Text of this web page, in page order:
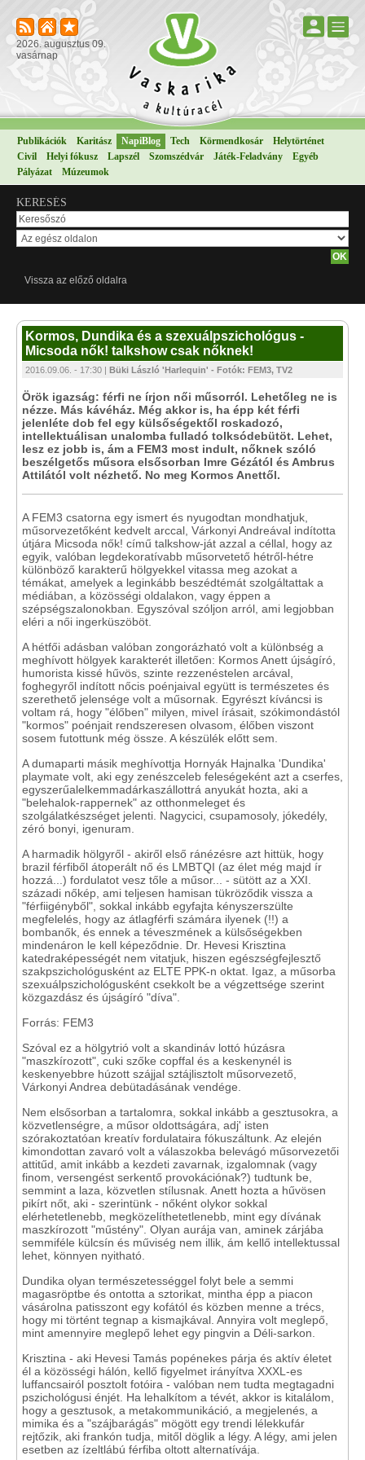
2026. augusztus 09.
vasárnap
Publikációk Karitász NapiBlog Tech Körmendkosár
Helytörténet
Civil
Helyi fókusz Lapszél Szomszédvár Játék-Feladvány
Egyéb
Pályázat
Múzeumok
KERESÉS
Vissza az előző oldalra
Kormos, Dundika és a szexuálpszichológus -
Micsoda nők! talkshow csak nőknek!
2016.09.06. - 17:30 | Büki László 'Harlequin' - Fotók: FEM3, TV2
Örök igazság: férfi ne írjon női műsorról. Lehetőleg ne is
nézze. Más kávéház. Még akkor is, ha épp két férfi
jelenléte dob fel egy külsőségektől roskadozó,
intellektuálisan unalomba fulladó tolksódebütöt. Lehet,
lesz ez jobb is, ám a FEM3 most indult, nőknek szóló
beszélgetős műsora elsősorban Imre Gézától és Ambrus
Attilától volt nézhető. No meg Kormos Anettől.
A FEM3 csatorna egy ismert és nyugodtan mondhatjuk,
műsorvezetőként kedvelt arccal, Várkonyi Andreával indította
útjára Micsoda nők! című talkshow-ját azzal a céllal, hogy az
egyik, valóban legdekoratívabb műsorvetető hétről-hétre
különböző karakterű hölgyekkel vitassa meg azokat a
témákat, amelyek a leginkább beszédtémát szolgáltattak a
médiában, a közösségi oldalakon, vagy éppen a
szépségszalonokban. Egyszóval szóljon arról, ami legjobban
eléri a női ingerküszöböt.
A hétfői adásban valóban zongorázható volt a különbség a
meghívott hölgyek karakterét illetően: Kormos Anett újságíró,
humorista kissé hűvös, szinte rezzenéstelen arcával,
foghegyről indított nőcis poénjaival együtt is természetes és
szerethető jelensége volt a műsornak. Egyrészt kíváncsi is
voltam rá, hogy "élőben" milyen, mivel írásait, szókimondástól
"kormos" poénjait rendszeresen olvasom, élőben viszont
sosem futottunk még össze. A készülék előtt sem.
A dumaparti másik meghívottja Hornyák Hajnalka 'Dundika'
playmate volt, aki egy zenészceleb feleségeként azt a cserfes,
egyszerűalelkemmadárkaszállottrá anyukát hozta, aki a
"belehalok-rappernek" az otthonmeleget és
szolgálatkészséget jelenti. Nagycici, csupamosoly, jókedély,
zéró bonyi, igenuram.
A harmadik hölgyről - akiről első ránézésre azt hittük, hogy
brazil férfiből átoperált nő és LMBTQI (az élet még majd ír
hozzá...) fordulatot vesz tőle a műsor... - sütött az a XXI.
századi nőkép, ami teljesen hamisan tükröződik vissza a
"férfiigényből", sokkal inkább egyfajta kényszerszülte
megfelelés, hogy az átlagférfi számára ilyenek (!!) a
bombanők, és ennek a téveszmének a külsőségekben
mindenáron le kell képeződnie. Dr. Hevesi Krisztina
katedraképességét nem vitatjuk, hiszen egészségfejlesztő
szakpszichológusként az ELTE PPK-n oktat. Igaz, a műsorba
szexuálpszichológusként csekkolt be a végzettsége szerint
közgazdász és újságíró "díva".
Forrás: FEM3
Szóval ez a hölgytrió volt a skandináv lottó húzásra
"maszkírozott", cuki szőke copffal és a keskenynél is
keskenyebbre húzott szájjal sztájlisztolt műsorvezető,
Várkonyi Andrea debütadásának vendége.
Nem elsősorban a tartalomra, sokkal inkább a gesztusokra, a
közvetlenségre, a műsor oldottságára, adj' isten
szórakoztatóan kreatív fordulataira fókuszáltunk. Az elején
kimondottan zavaró volt a válaszokba belevágó műsorvezetői
attitűd, amit inkább a kezdeti zavarnak, izgalomnak (vagy
finom, versengést serkentő provokációnak?) tudtunk be,
semmint a laza, közvetlen stílusnak. Anett hozta a hűvösen
pikírt nőt, aki - szerintünk - nőként olykor sokkal
elérhetetlenebb, megközelíthetetlenebb, mint egy dívának
maszkírozott "műstény". Olyan aurája van, aminek zárjába
semmiféle külcsín és műviség nem illik, ám kellő intellektussal
lehet, könnyen nyitható.
Dundika olyan természetességgel folyt bele a semmi
magasröptbe és ontotta a sztorikat, mintha épp a piacon
vásárolna patisszont egy kofától és közben menne a trécs,
hogy mi történt tegnap a kismajkával. Annyira volt meglepő,
mint amennyire meglepő lehet egy pingvin a Déli-sarkon.
Krisztina - aki Hevesi Tamás popénekes párja és aktív életet
él a közösségi hálón, kellő figyelmet irányítva XXXL-es
luffancsairól posztolt fotóira - valóban nem tudta megtagadni
pszichológusi énjét. Ha lehalkítom a tévét, akkor is kitalálom,
hogy a gesztusok, a metakommunikáció, a megjelenés, a
mimika és a "szájbarágás" mögött egy trendi lélekkufár
rejtőzik, aki frankón tudja, mitől döglik a légy. A légy, ami jelen
esetben az ízeltlábú férfiba oltott alternatívája.